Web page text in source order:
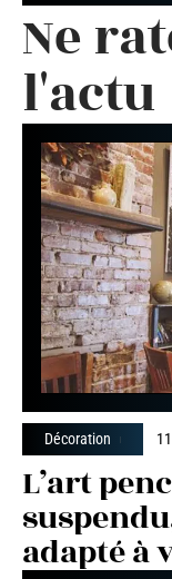
Ne
l'actu
Décoration
L’art
adapté à